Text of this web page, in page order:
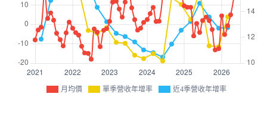
月均價 單季營收年增率 近4季營收年增率